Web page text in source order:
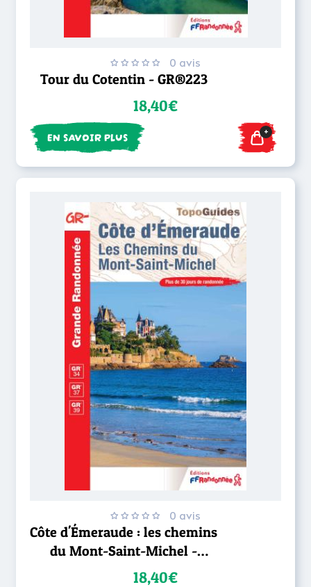
0 avis
Tour du Cotentin - GR®223
18,40€
EN SAVOIR PLUS +
0 avis
Côte d'Émeraude : les chemins
du Mont-Saint-Michel -
GR®3418,40€